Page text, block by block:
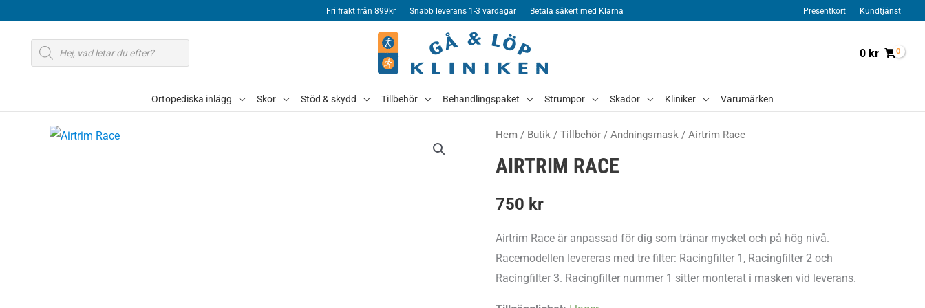
Fri frakt från 899kr Snabb leverans 1-3 vardagar Betala säkert med Klarna Presentkort Kundtjänst
Produktsökning
0 kr
Ortopediska inlägg Skor Stöd & skydd Tillbehör Behandlingspaket Strumpor Skador Kliniker Varumärken
Hem / Butik / Tillbehör / Andningsmask / Airtrim Race
AIRTRIM RACE
750 kr
Airtrim Race är anpassad för dig som tränar mycket och på hög nivå.
Racemodellen levereras med tre filter: Racingfilter 1, Racingfilter 2 och
Racingfilter 3. Racingfilter nummer 1 sitter monterat i masken vid leverans.